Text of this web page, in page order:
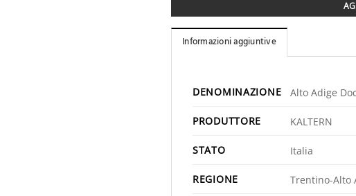
Informazioni aggiuntive
DENOMINAZIONE Alto Adige Doc
PRODUTTORE KALTERN
STATO Italia
REGIONE
Trentino-Alto